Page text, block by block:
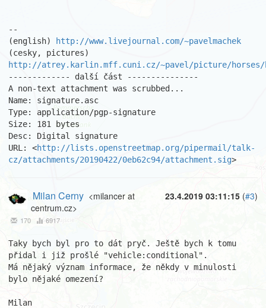
--
(english)
http://www.livejournal.com/~pavelmachek
http://atrey.karlin.mff.cuni.cz/~pavel/picture/horses/
------------- další část ---------------
A non-text attachment was scrubbed...
Name: signature.asc
Type: application/pgp-signature
Size: 181 bytes
Desc: Digital signature
URL: <http://lists.openstreetmap.org/pipermail/talk-
cz/attachments/20190422/0eb62c94/attachment.sig>
23.4.2019 03:11:15 (#3)
Milan Cerny <milancer at
centrum.cz>
170 6917
Taky bych byl pro to dát pryč. Ještě bych k tomu
přidal i již prošlé "vehicle:conditional".
Má nějaký význam informace, že někdy v minulosti
bylo nějaké omezení?
Milan